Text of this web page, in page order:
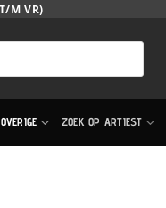
M VR)
OVERIGE ZOEK OP ARTIEST